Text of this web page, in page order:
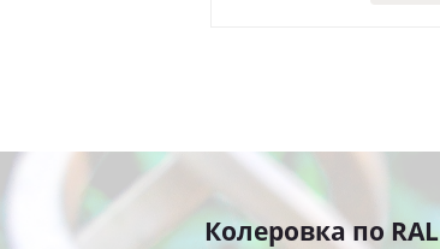
Колеровка по RAL